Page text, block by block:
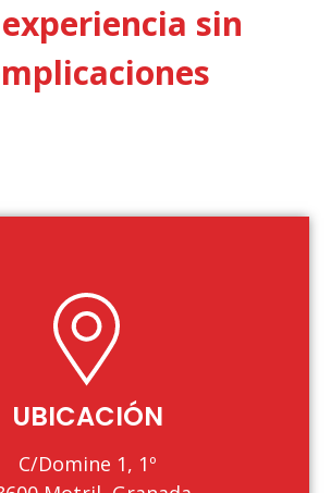
sin
UBICACIÓN
C/Domine 1, 1º